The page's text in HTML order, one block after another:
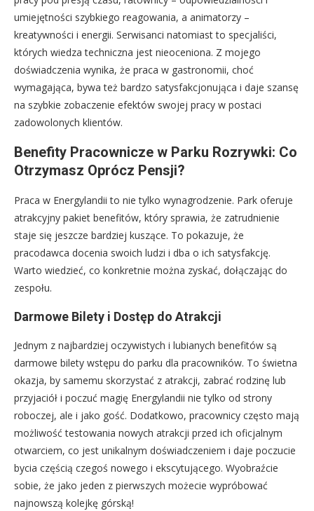
umiejętności szybkiego reagowania, a animatorzy –
kreatywności i energii. Serwisanci natomiast to specjaliści,
których wiedza techniczna jest nieoceniona. Z mojego
doświadczenia wynika, że praca w gastronomii, choć
wymagająca, bywa też bardzo satysfakcjonująca i daje szansę
na szybkie zobaczenie efektów swojej pracy w postaci
zadowolonych klientów.
Benefity Pracownicze w Parku Rozrywki: Co
Otrzymasz Oprócz Pensji?
Praca w Energylandii to nie tylko wynagrodzenie. Park oferuje
atrakcyjny pakiet benefitów, który sprawia, że zatrudnienie
staje się jeszcze bardziej kuszące. To pokazuje, że
pracodawca docenia swoich ludzi i dba o ich satysfakcję.
Warto wiedzieć, co konkretnie można zyskać, dołączając do
zespołu.
Darmowe Bilety i Dostęp do Atrakcji
Jednym z najbardziej oczywistych i lubianych benefitów są
darmowe bilety wstępu do parku dla pracowników. To świetna
okazja, by samemu skorzystać z atrakcji, zabrać rodzinę lub
przyjaciół i poczuć magię Energylandii nie tylko od strony
roboczej, ale i jako gość. Dodatkowo, pracownicy często mają
możliwość testowania nowych atrakcji przed ich oficjalnym
otwarciem, co jest unikalnym doświadczeniem i daje poczucie
bycia częścią czegoś nowego i ekscytującego. Wyobraźcie
sobie, że jako jeden z pierwszych możecie wypróbować
najnowszą kolejkę górską!